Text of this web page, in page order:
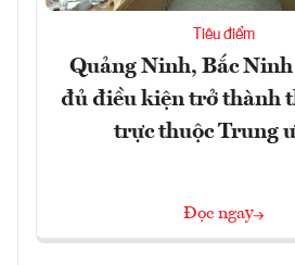
Tiêu điểm
Quảng Ninh, Bắc
đủ điều kiện trở thành
trực thuộc Trung
Đọc ngay